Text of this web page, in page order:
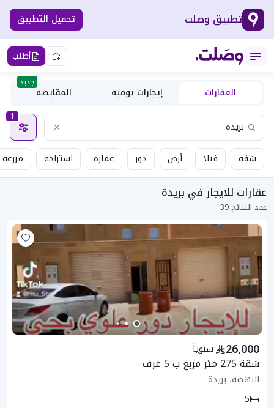
تطبيق وصلت تحميل التطبيق
أطلب
العقارات إيجارات يومية المقايضة
جديد
1
شقة فيلا أرض دور عمارة استراحة مزرعة
عقارات للايجار في بريدة
عدد النتائج 39
سنوياً 26,000
شقة 275 متر مربع ب 5 غرف
النهضة، بريدة
5